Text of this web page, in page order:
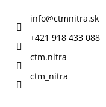
info@ctmnitra.sk
+421 918 433 088
ctm.nitra
ctm_nitra